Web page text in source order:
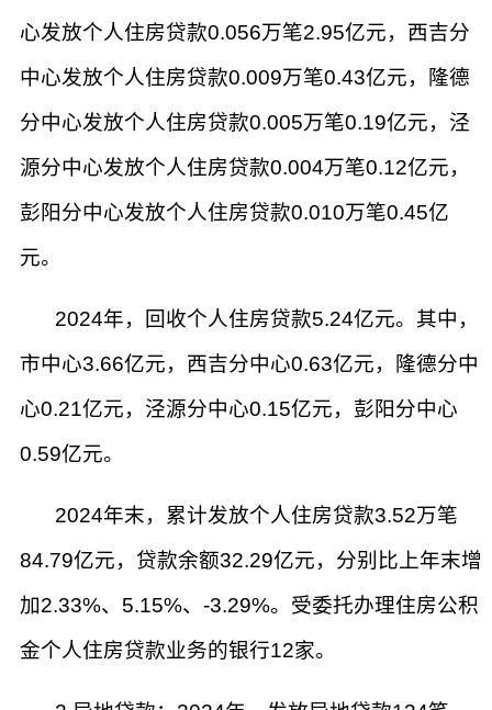
心发放个人住房贷款0.056万笔2.95亿元，西吉分
中心发放个人住房贷款0.009万笔0.43亿元，隆德
分中心发放个人住房贷款0.005万笔0.19亿元，泾
源分中心发放个人住房贷款0.004万笔0.12亿元，
彭阳分中心发放个人住房贷款0.010万笔0.45亿
元。
2024年，回收个人住房贷款5.24亿元。其中，
市中心3.66亿元，西吉分中心0.63亿元，隆德分中
心0.21亿元，泾源分中心0.15亿元，彭阳分中心
0.59亿元。
2024年末，累计发放个人住房贷款3.52万笔
84.79亿元，贷款余额32.29亿元，分别比上年末增
加2.33%、5.15%、-3.29%。受委托办理住房公积
金个人住房贷款业务的银行12家。